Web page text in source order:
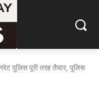
पुलिस पूरी तरह तैयार, पुलिस